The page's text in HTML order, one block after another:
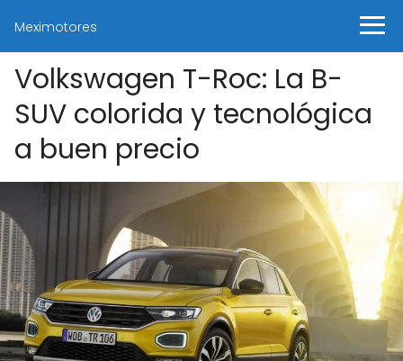
Meximotores
Volkswagen T-Roc: La B-
SUV colorida y tecnológica
a buen precio